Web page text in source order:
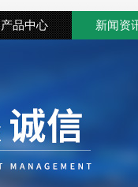
产品中心 新闻资